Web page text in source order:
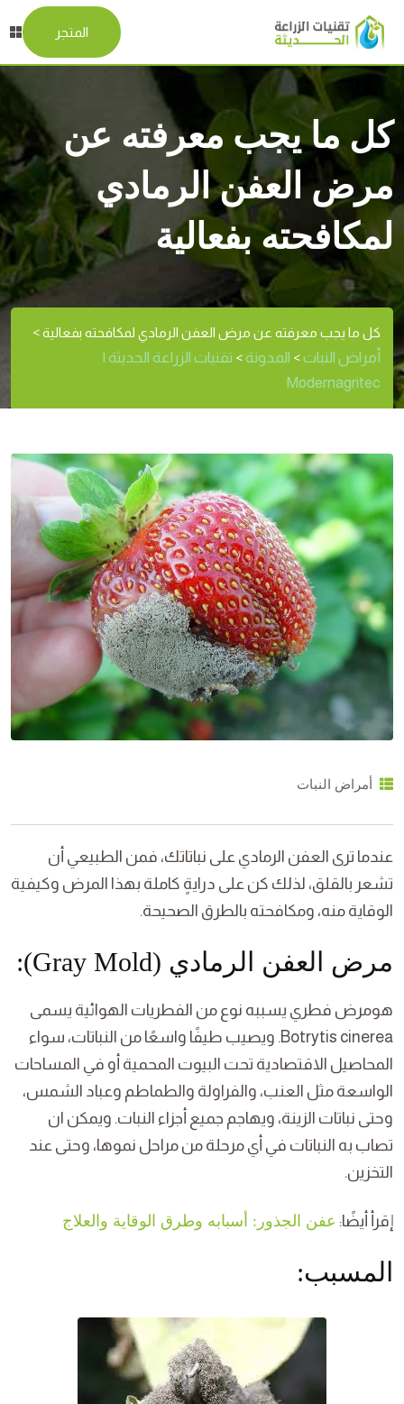
المتجر
كل ما يجب معرفته عن
مرض العفن الرمادي
لمكافحته بفعالية
كل ما يجب معرفته عن مرض العفن الرمادي لمكافحته بفعالية>
أمراض النبات> المدونة> تقنيات الزراعة الحديثة |
Modernagritec
أمراض النبات
عندما ترى العفن الرمادي على نباتاتك، فمن الطبيعي أن
تشعر بالقلق، لذلك كن على درايةٍ كاملة بهذا المرض وكيفية
الوقاية منه، ومكافحته بالطرق الصحيحة.
مرض العفن الرمادي (Gray Mold):
هومرض فطري يسببه نوع من الفطريات الهوائية يسمى
Botrytis cinerea. ويصيب طيفًا واسعًا من النباتات، سواء
المحاصيل الاقتصادية تحت البيوت المحمية أو في المساحات
الواسعة مثل العنب، والفراولة والطماطم وعباد الشمس،
وحتى نباتات الزينة، ويهاجم جميع أجزاء النبات. ويمكن ان
تصاب به النباتات في أي مرحلة من مراحل نموها، وحتى عند
التخزين.
إقرأ أيضًا: عفن الجذور: أسبابه وطرق الوقاية والعلاج
المسبب: